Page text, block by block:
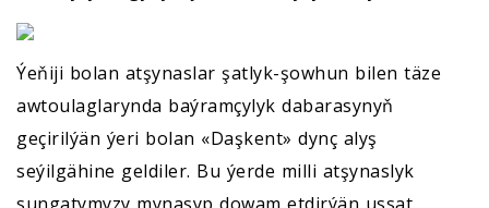
Ýeňiji bolan atşynaslar şatlyk-şowhun bilen täze
awtoulaglarynda baýramçylyk dabarasynyň
geçirilýän ýeri bolan «Daşkent» dynç alyş
seýilgähine geldiler. Bu ýerde milli atşynaslyk